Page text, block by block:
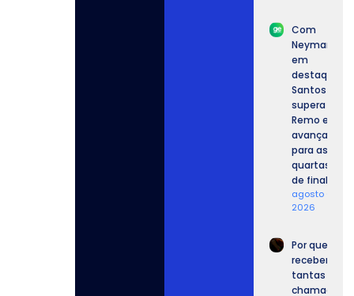
Com
Neymar
em
destaque,
Santos
supera o
Remo e
avança
para as
quartas
de final.
agosto 6,
2026
Por que
recebemos
tantas
chamadas